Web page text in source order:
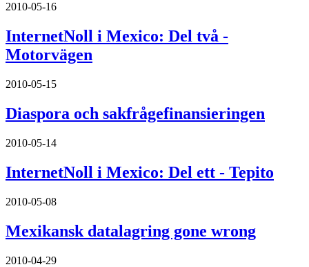
2010-05-16
InternetNoll i Mexico: Del två -
Motorvägen
2010-05-15
Diaspora och sakfrågefinansieringen
2010-05-14
InternetNoll i Mexico: Del ett - Tepito
2010-05-08
Mexikansk datalagring gone wrong
2010-04-29